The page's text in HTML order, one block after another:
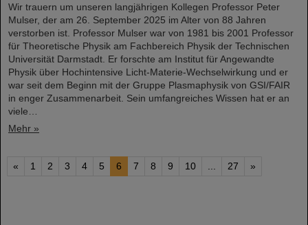
Wir trauern um unseren langjährigen Kollegen Professor Peter
Mulser, der am 26. September 2025 im Alter von 88 Jahren
verstorben ist. Professor Mulser war von 1981 bis 2001 Professor
für Theoretische Physik am Fachbereich Physik der Technischen
Universität Darmstadt. Er forschte am Institut für Angewandte
Physik über Hochintensive Licht-Materie-Wechselwirkung und er
war seit dem Beginn mit der Gruppe Plasmaphysik von GSI/FAIR
in enger Zusammenarbeit. Sein umfangreiches Wissen hat er an
viele…
Mehr »
« 1 2 3 4 5 6 7 8 9 10 27 »